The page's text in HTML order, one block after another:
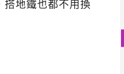
搭地鐵也都不用換